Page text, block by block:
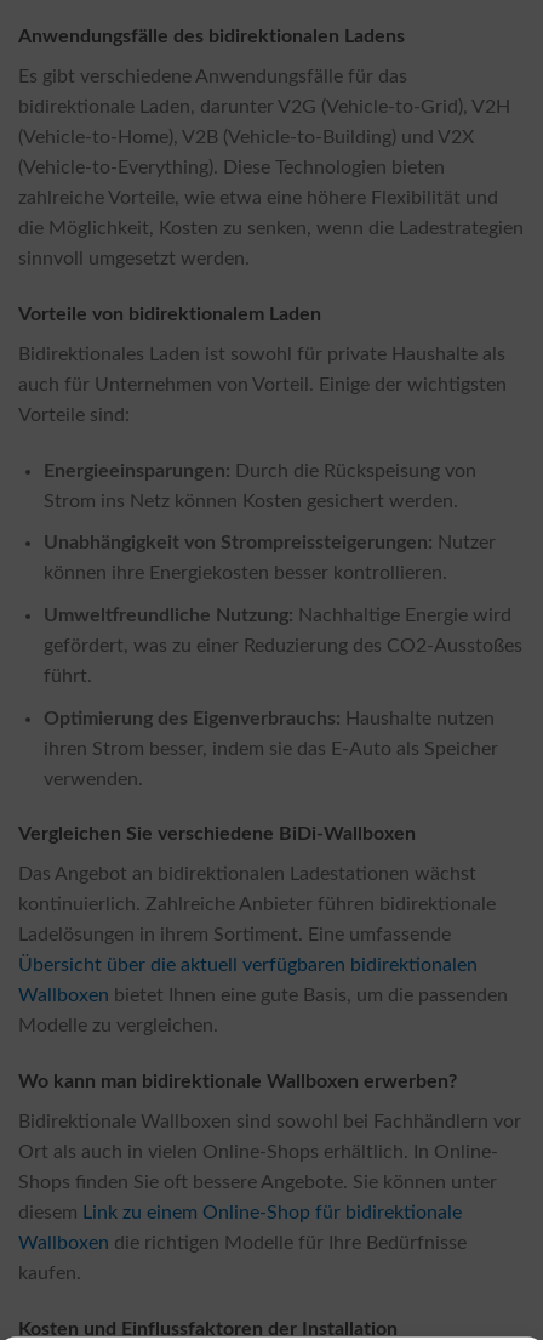
Anwendungsfälle des bidirektionalen Ladens
Es gibt verschiedene Anwendungsfälle für das
bidirektionale Laden, darunter V2G (Vehicle-to-Grid), V2H
(Vehicle-to-Home), V2B (Vehicle-to-Building) und V2X
(Vehicle-to-Everything). Diese Technologien bieten
zahlreiche Vorteile, wie etwa eine höhere Flexibilität und
die Möglichkeit, Kosten zu senken, wenn die Ladestrategien
sinnvoll umgesetzt werden.
Vorteile von bidirektionalem Laden
Bidirektionales Laden ist sowohl für private Haushalte als
auch für Unternehmen von Vorteil. Einige der wichtigsten
Vorteile sind:
Energieeinsparungen: Durch die Rückspeisung von
Strom ins Netz können Kosten gesichert werden.
Unabhängigkeit von Strompreissteigerungen: Nutzer
können ihre Energiekosten besser kontrollieren.
Umweltfreundliche Nutzung: Nachhaltige Energie wird
gefördert, was zu einer Reduzierung des CO2-Ausstoßes
führt.
Optimierung des Eigenverbrauchs: Haushalte nutzen
ihren Strom besser, indem sie das E-Auto als Speicher
verwenden.
Vergleichen Sie verschiedene BiDi-Wallboxen
Das Angebot an bidirektionalen Ladestationen wächst
kontinuierlich. Zahlreiche Anbieter führen bidirektionale
Ladelösungen in ihrem Sortiment. Eine umfassende
Übersicht über die aktuell verfügbaren bidirektionalen
Wallboxen bietet Ihnen eine gute Basis, um die passenden
Modelle zu vergleichen.
Wo kann man bidirektionale Wallboxen erwerben?
Bidirektionale Wallboxen sind sowohl bei Fachhändlern vor
Ort als auch in vielen Online-Shops erhältlich. In Online-
Shops finden Sie oft bessere Angebote. Sie können unter
diesem Link zu einem Online-Shop für bidirektionale
Wallboxen die richtigen Modelle für Ihre Bedürfnisse
kaufen.
Kosten und Einflussfaktoren der Installation